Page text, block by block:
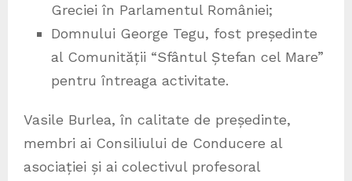
Greciei în Parlamentul României;
Domnului George Tegu, fost președinte
al Comunității “Sfântul Ștefan cel Mare”
pentru întreaga activitate.
Vasile Burlea, în calitate de președinte,
membri ai Consiliului de Conducere al
asociației și ai colectivul profesoral